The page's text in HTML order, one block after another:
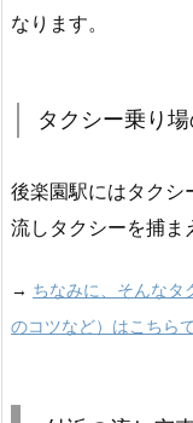
なります。
タクシー乗り
後楽園駅にはタクシ
流しタクシーを捕ま
→ ちなみに、そんなタ
のコツなど）はこちら